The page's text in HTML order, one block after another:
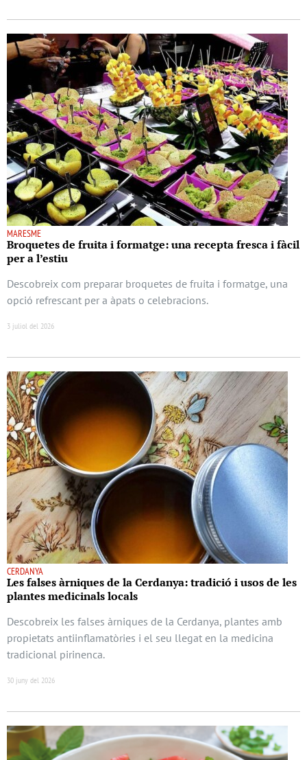
MARESME
Broquetes de fruita i formatge: una recepta fresca i fàcil
per a l’estiu
Descobreix com preparar broquetes de fruita i formatge, una
opció refrescant per a àpats o celebracions.
3 juliol del 2026
CERDANYA
Les falses àrniques de la Cerdanya: tradició i usos de les
plantes medicinals locals
Descobreix les falses àrniques de la Cerdanya, plantes amb
propietats antiinflamatòries i el seu llegat en la medicina
tradicional pirinenca.
30 juny del 2026